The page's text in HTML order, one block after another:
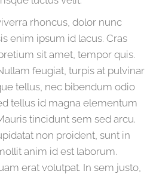
rhoncus, dolor nunc
enim ipsum id lacus. Cras
sit amet, tempor quis.
feugiat, turpis at pulvinar
tellus, nec bibendum odio
tellus id magna elementum
tincidunt sem sed arcu.
non proident, sunt in
anim id est laborum.
erat volutpat. In sem justo,